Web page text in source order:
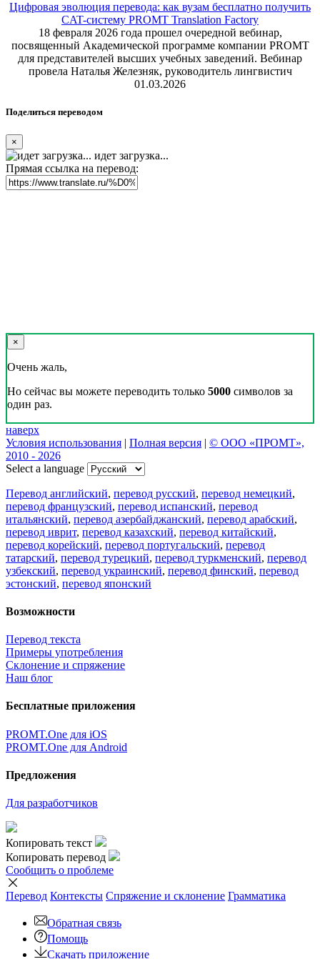
Цифровая эволюция перевода: как вузам бесплатно получить
CAT-систему PROMT Translation Factory
18 февраля 2026 года прошел очередной вебинар,
посвященный Академической программе компании PROMT
для представителей высших учебных заведений. Вебинар
провела Наталья Железняк, руководитель лингвистич
01.03.2026
Поделиться переводом
×
идет загрузка...
Прямая ссылка на перевод:
×
Очень жаль,
Но сейчас вы можете переводить только 5000 символов за
один раз.
наверх
Условия использования | Полная версия | © ООО «ПРОМТ»,
2010 - 2026
Select a language
Перевод английский, перевод русский, перевод немецкий,
перевод французский, перевод испанский, перевод
итальянский, перевод азербайджанский, перевод арабский,
перевод иврит, перевод казахский, перевод китайский,
перевод корейский, перевод португальский, перевод
татарский, перевод турецкий, перевод туркменский, перевод
узбекский, перевод украинский, перевод финский, перевод
эстонский, перевод японский
Возможности
Перевод текста
Примеры употребления
Склонение и спряжение
Наш блог
Бесплатные приложения
PROMT.One для iOS
PROMT.One для Android
Предложения
Для разработчиков
Копировать текст
Копировать перевод
Сообщить о проблеме
Перевод Контексты Спряжение и склонение Грамматика
Обратная связь
Помощь
Скачать приложение